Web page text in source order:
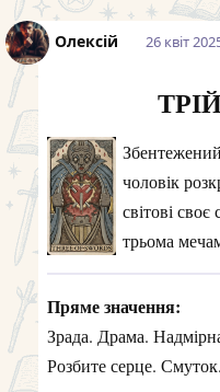
Олексій 26 квiт
чоловік
світові
трьома
Пряме значення:
Зрада. Драма.
Розбите серце.